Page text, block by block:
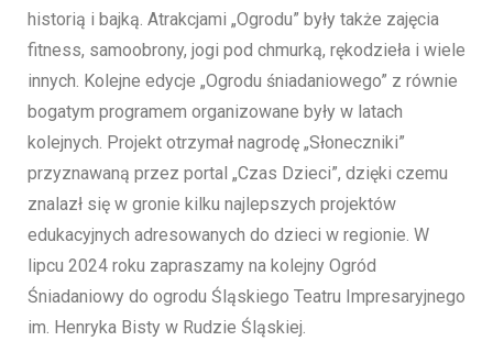
historią i bajką. Atrakcjami „Ogrodu” były także zajęcia
fitness, samoobrony, jogi pod chmurką, rękodzieła i wiele
innych. Kolejne edycje „Ogrodu śniadaniowego” z równie
bogatym programem organizowane były w latach
kolejnych. Projekt otrzymał nagrodę „Słoneczniki”
przyznawaną przez portal „Czas Dzieci”, dzięki czemu
znalazł się w gronie kilku najlepszych projektów
edukacyjnych adresowanych do dzieci w regionie. W
lipcu 2024 roku zapraszamy na kolejny Ogród
Śniadaniowy do ogrodu Śląskiego Teatru Impresaryjnego
im. Henryka Bisty w Rudzie Śląskiej.